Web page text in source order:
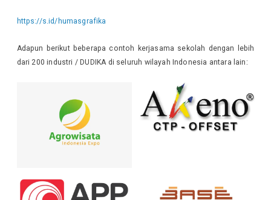
https://s.id/humasgrafika
Adapun berikut beberapa contoh kerjasama sekolah dengan lebih
dari 200 industri / DUDIKA di seluruh wilayah Indonesia antara lain: